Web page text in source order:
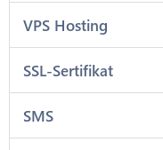
VPS Hosting
SSL-Sertifikat
SMS